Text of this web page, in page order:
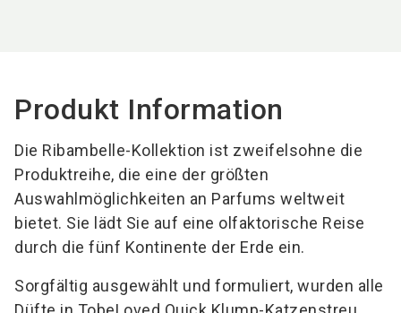
Produkt Information
Die Ribambelle-Kollektion ist zweifelsohne die
Produktreihe, die eine der größten
Auswahlmöglichkeiten an Parfums weltweit
bietet. Sie lädt Sie auf eine olfaktorische Reise
durch die fünf Kontinente der Erde ein.
Sorgfältig ausgewählt und formuliert, wurden alle